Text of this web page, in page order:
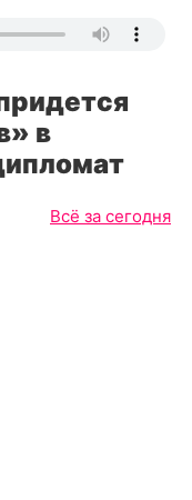
в
Всё за сегодня